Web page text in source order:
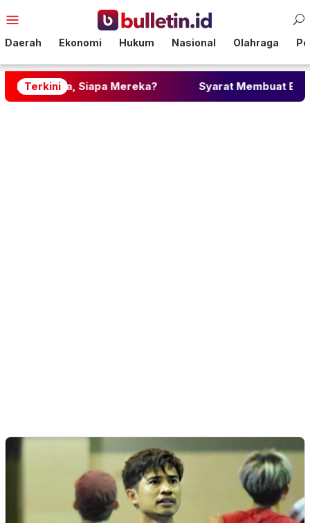
ke
Mobile
Daerah Ekonomi Hukum Nasional Olahraga
Terkini
Siapa Mereka? Syarat Membuat BPJS